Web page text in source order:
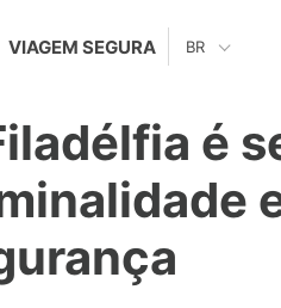
VIAGEM SEGURA BR
é